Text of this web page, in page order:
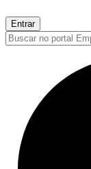
Entrar